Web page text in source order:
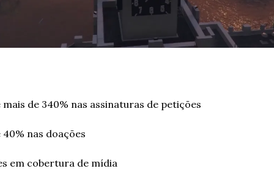
mais de 340% nas assinaturas de petições
40% nas doações
em cobertura de mídia